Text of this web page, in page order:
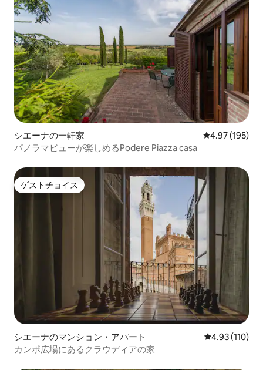
シエーナの一軒家 レビュー195
4.97 (195)
パノラマビューが楽しめるPodere Piazza casa
ゲストチョイス
ゲストチョイス
シエーナのマンション・アパート レビュー110
4.93 (110)
カンポ広場にあるクラウディアの家